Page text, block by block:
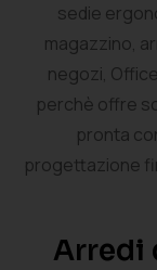
sedie
magazzino,
negozi,
perchè offre
pronta
progettazione
Arredi